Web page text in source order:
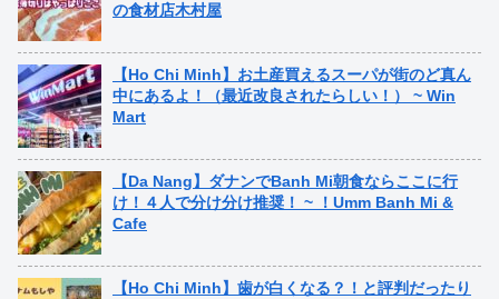
の食材店木村屋
【Ho Chi Minh】お土産買えるスーパが街のど真ん
中にあるよ！（最近改良されたらしい！） ~ Win
Mart
【Da Nang】ダナンでBanh Mi朝食ならここに行
け！４人で分け分け推奨！ ~ ！Umm Banh Mi &
Cafe
【Ho Chi Minh】歯が白くなる？！と評判だったり